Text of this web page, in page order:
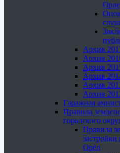
Архив
Архив
Архив
Архив
Архив
Архив
Гаражная
Правила
городского
Правила
застройки
Орёл